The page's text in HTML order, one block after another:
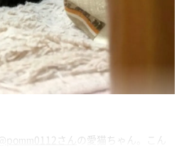
@pomm0112さん の愛猫ちゃん。こん